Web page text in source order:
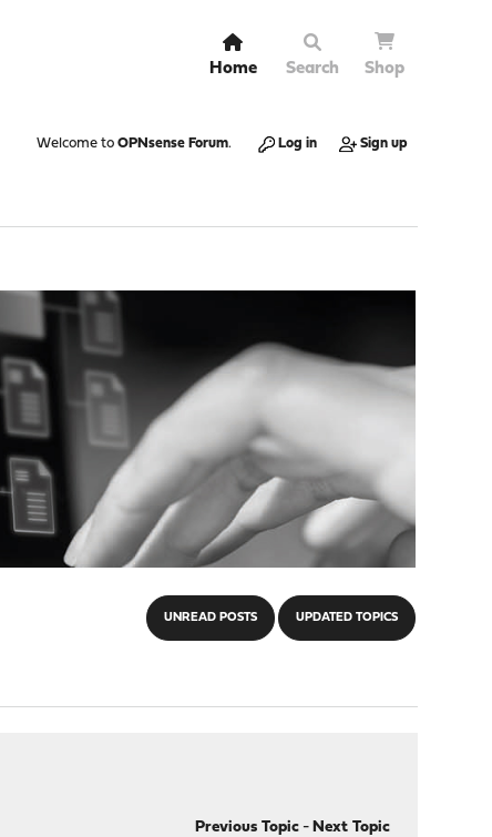
Home Search Shop
Welcome to OPNsense Forum. Log in Sign up
UNREAD POSTS UPDATED TOPICS
Previous Topic- Next Topic